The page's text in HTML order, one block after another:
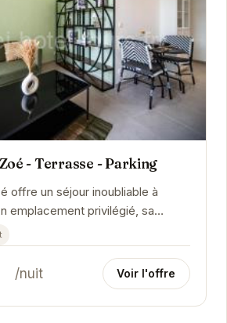
- Terrasse - Parking
offre un séjour inoubliable à
emplacement privilégié, sa
et son parking privé en font...
/nuit Voir l'offre